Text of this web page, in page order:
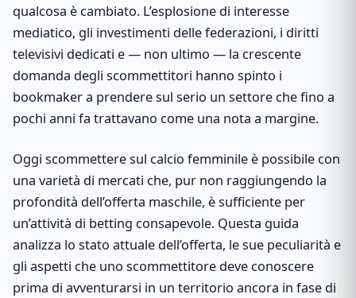
qualcosa è cambiato. L’esplosione di interesse
mediatico, gli investimenti delle federazioni, i diritti
televisivi dedicati e — non ultimo — la crescente
domanda degli scommettitori hanno spinto i
bookmaker a prendere sul serio un settore che fino a
pochi anni fa trattavano come una nota a margine.
Oggi scommettere sul calcio femminile è possibile con
una varietà di mercati che, pur non raggiungendo la
profondità dell’offerta maschile, è sufficiente per
un’attività di betting consapevole. Questa guida
analizza lo stato attuale dell’offerta, le sue peculiarità e
gli aspetti che uno scommettitore deve conoscere
prima di avventurarsi in un territorio ancora in fase di